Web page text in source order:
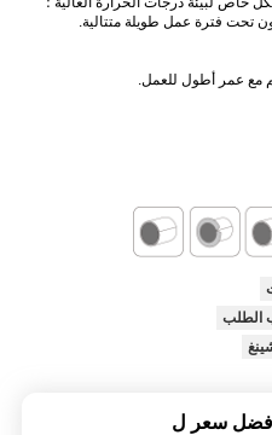
الطلب
سعر ل